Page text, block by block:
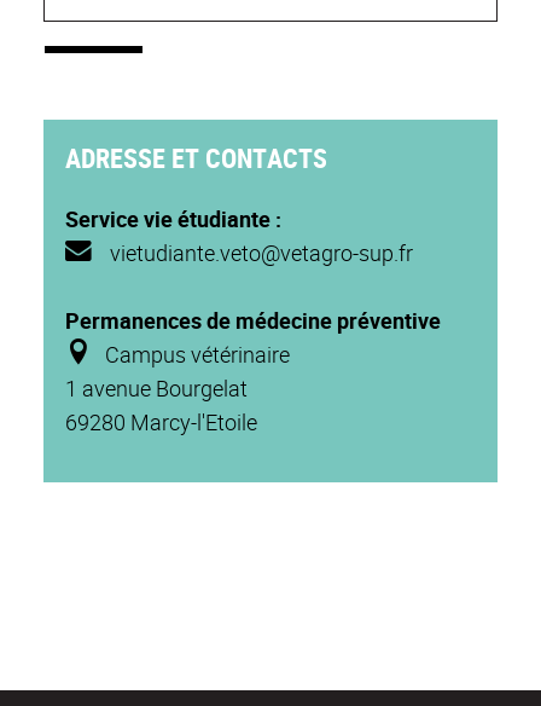
ADRESSE ET CONTACTS
Service vie étudiante :
vietudiante.veto@vetagro-sup.fr
Permanences de médecine préventive
Campus vétérinaire
1 avenue Bourgelat
69280 Marcy-l'Etoile